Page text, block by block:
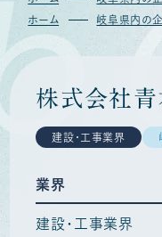
ホーム
岐阜県内の
株式会社青
建設・工事業界
業界
建設・工事業界